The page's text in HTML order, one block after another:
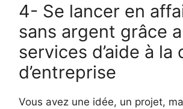
4- Se lancer en
sans argent grâce
services d’aide à la
d’entreprise
Vous avez une idée, un projet,